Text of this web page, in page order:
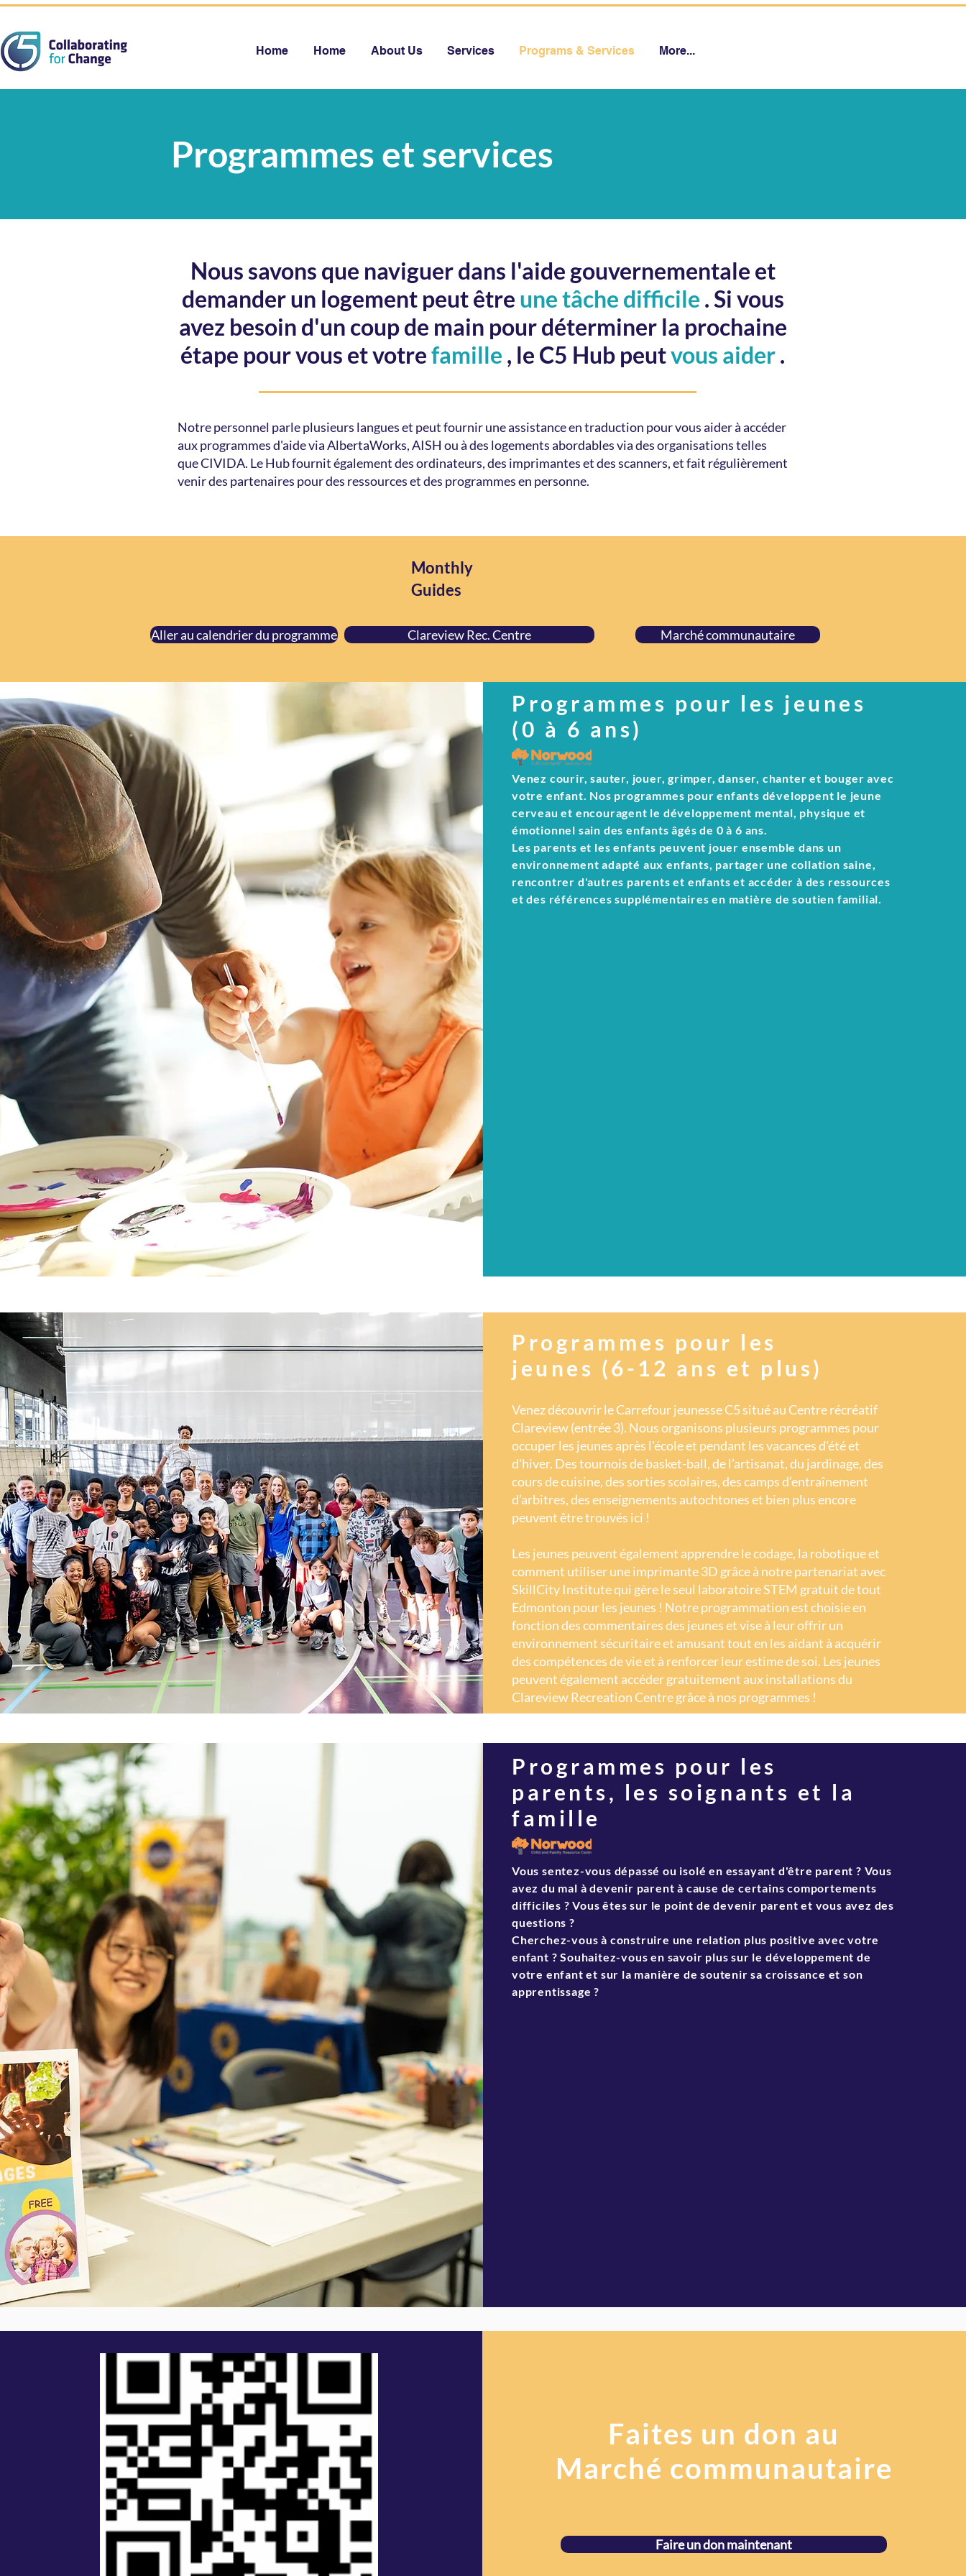
Home Home About Us Services Programs & Services More...
Programmes et services
Nous savons que naviguer dans l'aide gouvernementale et
demander un logement peut être une tâche difficile . Si vous
avez besoin d'un coup de main pour déterminer la prochaine
étape pour vous et votrefamille , le C5 Hub peutvous aider.
Notre personnel parle plusieurs langues et peut fournir une assistance en traduction pour vous aider à accéder
aux programmes d'aide via AlbertaWorks, AISH ou à des logements abordables via des organisations telles
que CIVIDA. Le Hub fournit également des ordinateurs, des imprimantes et des scanners, et fait régulièrement
venir des partenaires pour des ressources et des programmes en personne.
Monthly
Guides
Aller au calendrier du programme Clareview Rec. Centre Marché communautaire
Programmes pour les jeunes
(0 à 6 ans)
Venez courir, sauter, jouer, grimper, danser, chanter et bouger avec
votre enfant. Nos programmes pour enfants développent le jeune
cerveau et encouragent le développement mental, physique et
émotionnel sain des enfants âgés de 0 à 6 ans.
Les parents et les enfants peuvent jouer ensemble dans un
environnement adapté aux enfants, partager une collation saine,
rencontrer d'autres parents et enfants et accéder à des ressources
et des références supplémentaires en matière de soutien familial.
Programmes pour les
jeunes (6-12 ans et plus)
Venez découvrir le Carrefour jeunesse C5 situé au Centre récréatif
Clareview (entrée 3). Nous organisons plusieurs programmes pour
occuper les jeunes après l'école et pendant les vacances d'été et
d'hiver. Des tournois de basket-ball, de l’artisanat, du jardinage, des
cours de cuisine, des sorties scolaires, des camps d’entraînement
d’arbitres, des enseignements autochtones et bien plus encore
peuvent être trouvés ici !
Les jeunes peuvent également apprendre le codage, la robotique et
comment utiliser une imprimante 3D grâce à notre partenariat avec
SkillCity Institute qui gère le seul laboratoire STEM gratuit de tout
Edmonton pour les jeunes ! Notre programmation est choisie en
fonction des commentaires des jeunes et vise à leur offrir un
environnement sécuritaire et amusant tout en les aidant à acquérir
des compétences de vie et à renforcer leur estime de soi. Les jeunes
peuvent également accéder gratuitement aux installations du
Clareview Recreation Centre grâce à nos programmes !
Programmes pour les
parents, les soignants et la
famille
Vous sentez-vous dépassé ou isolé en essayant d'être parent ? Vous
avez du mal à devenir parent à cause de certains comportements
difficiles ? Vous êtes sur le point de devenir parent et vous avez des
questions ?
Cherchez-vous à construire une relation plus positive avec votre
enfant ? Souhaitez-vous en savoir plus sur le développement de
votre enfant et sur la manière de soutenir sa croissance et son
apprentissage ?
Faites un don au
Marché communautaire
Faire un don maintenant